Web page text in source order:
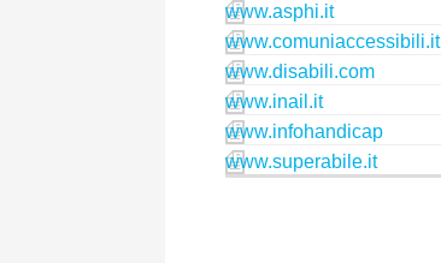
www.asphi.it
www.comuniaccessibili.it
www.disabili.com
www.inail.it
www.infohandicap
www.superabile.it